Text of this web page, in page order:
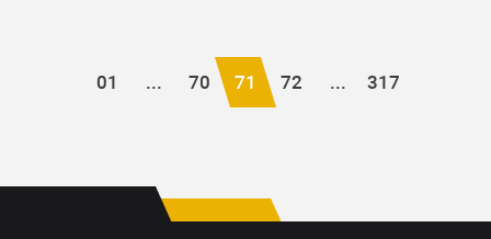
01 ... 70 71 72 ... 317